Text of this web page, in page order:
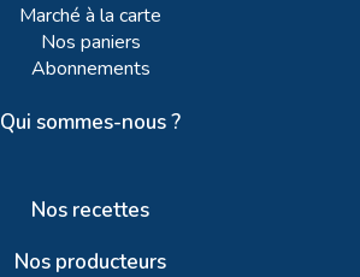
Marché à la carte
Nos paniers
Abonnements
Qui sommes-nous ?
Nos recettes
Nos producteurs